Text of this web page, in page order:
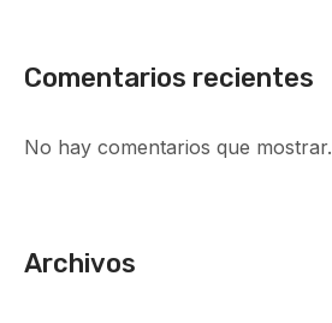
Comentarios recientes
No hay comentarios que mostrar.
Archivos